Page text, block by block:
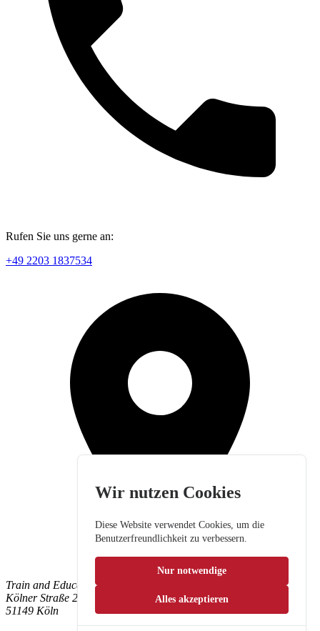
Rufen Sie uns gerne an:
+49 2203 1837534
Train and Education GmbH
Kölner Straße 265
51149 Köln
Wir nutzen Cookies
Diese Website verwendet Cookies, um die
Benutzerfreundlichkeit zu verbessern.
Nur notwendige
Alles akzeptieren